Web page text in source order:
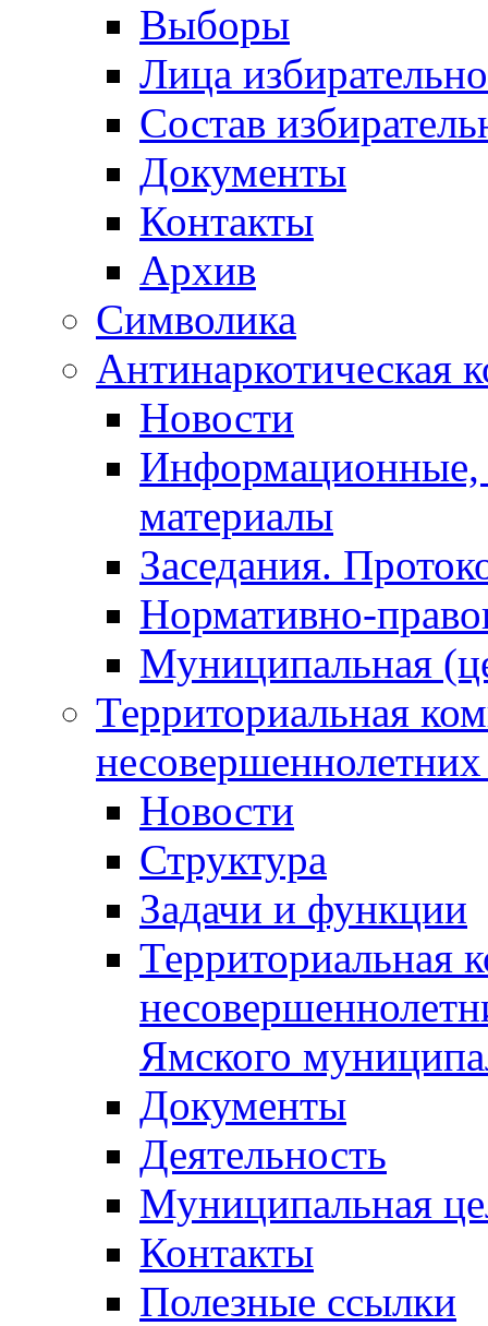
Выборы
Лица
Состав
Документы
Контакты
Архив
Символика
Антинаркотическая
Новости
Информационные,
материалы
Заседания.
Нормативно-
Муниципальная
Территориальная
Новости
Структура
Задачи и функции
Территориальная
Ямского
Документы
Деятельность
Муниципальная
Контакты
Полезные ссылки